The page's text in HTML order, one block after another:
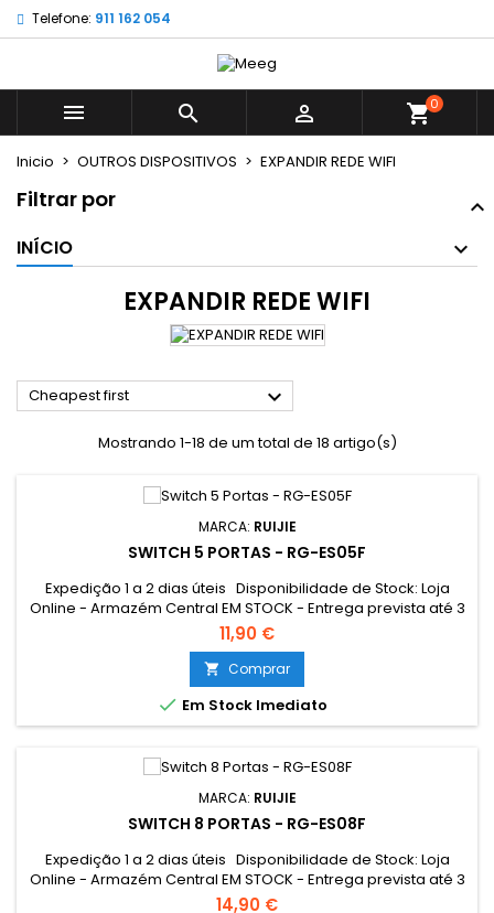
Telefone: 911 162 054
   shopping_cart0
Inicio OUTROS DISPOSITIVOS EXPANDIR REDE WIFI
Filtrar por
INÍCIO
EXPANDIR REDE WIFI
Cheapest first 
Mostrando 1-18 de um total de 18 artigo(s)
MARCA: RUIJIE
SWITCH 5 PORTAS - RG-ES05F
Expedição 1 a 2 dias úteis Disponibilidade de Stock: Loja
Online - Armazém Central EM STOCK - Entrega prevista até 3
dias úteis Loja Braga - Rua António Fernandes Ferreira
Gomes EM STOCK
11,90 €
 Comprar
 Em Stock Imediato
MARCA: RUIJIE
SWITCH 8 PORTAS - RG-ES08F
Expedição 1 a 2 dias úteis Disponibilidade de Stock: Loja
Online - Armazém Central EM STOCK - Entrega prevista até 3
dias úteis Loja Braga - Rua António Fernandes Ferreira
14,90 €
My wishlists ×
add_circle_outlineCreate new list
((modalTitle)) ×
((confirmMessage))
((cancelText)) ((modalDeleteText))
((title)) ×
((label))
Entrar ×
É necessário ter sessão iniciada para guardar
produtos na sua lista de desejos.